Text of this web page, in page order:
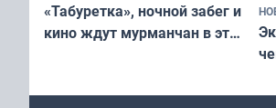
«Табуретка», ночной забег и
кино ждут мурманчан в эти